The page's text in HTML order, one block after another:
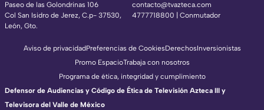
Paseo de las Golondrinas 106
Col San Isidro de Jerez, C.p- 37530,
León, Gto.
contacto@tvazteca.com
4777718800 | Conmutador
Aviso de privacidadPreferencias de CookiesDerechosInversionistas
Promo EspacioTrabaja con nosotros
Programa de ética, integridad y cumplimiento
Defensor de Audiencias y Código de Ética de Televisión Azteca III y
Televisora del Valle de México